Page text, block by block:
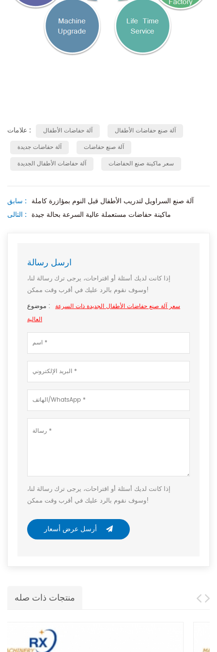
علامات : آلة حفاضات الأطفال
آلة صنع حفاضات الأطفال
آلة حفاضات جديدة
آلة صنع حفاضات
آلة حفاضات الأطفال الجديدة
سعر ماكينة صنع الحفاضات
سابق : آلة صنع السراويل لتدريب الأطفال قبل النوم بمؤازرة كاملة
التالى : ماكينة حفاضات مستعملة عالية السرعة بحالة جيدة
ارسل رسالة
إذا كانت لديك أسئلة أو اقتراحات، يرجى ترك رسالة لنا،
وسوف نقوم بالرد عليك في أقرب وقت ممكن!
موضوع : سعر آلة صنع حفاضات الأطفال الجديدة ذات السرعة
العالية
إذا كانت لديك أسئلة أو اقتراحات، يرجى ترك رسالة لنا،
وسوف نقوم بالرد عليك في أقرب وقت ممكن!
منتجات ذات صله